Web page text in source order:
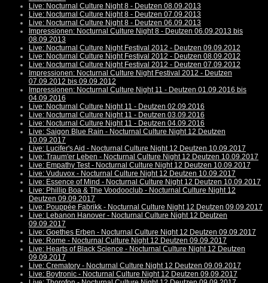
Live: Nocturnal Culture Night 8 - Deutzen 08.09.2013
Live: Nocturnal Culture Night 8 - Deutzen 07.09.2013
Live: Nocturnal Culture Night 8 - Deutzen 06.09.2013
Impressionen: Nocturnal Culture Night 8 - Deutzen 06.09.2013 bis
08.09.2013
Live: Nocturnal Culture Night Festival 2012 - Deutzen 09.09.2012
Live: Nocturnal Culture Night Festival 2012 - Deutzen 08.09.2012
Live: Nocturnal Culture Night Festival 2012 - Deutzen 07.09.2012
Impressionen: Nocturnal Culture Night Festival 2012 - Deutzen
07.09.2012 bis 09.09.2012
Impressionen: Nocturnal Culture Night 11 - Deutzen 01.09.2016 bis
04.09.2016
Live: Nocturnal Culture Night 11 - Deutzen 02.09.2016
Live: Nocturnal Culture Night 11 - Deutzen 03.09.2016
Live: Nocturnal Culture Night 11 - Deutzen 04.09.2016
Live: Saigon Blue Rain - Nocturnal Culture Night 12 Deutzen
10.09.2017
Live: Lucifer's Aid - Nocturnal Culture Night 12 Deutzen 10.09.2017
Live: Traum'er Leben - Nocturnal Culture Night 12 Deutzen 10.09.2017
Live: Empathy Test - Nocturnal Culture Night 12 Deutzen 10.09.2017
Live: Vuduvox - Nocturnal Culture Night 12 Deutzen 10.09.2017
Live: Essence of Mind - Nocturnal Culture Night 12 Deutzen 10.09.2017
Live: Phillip Boa & The Voodooclub - Nocturnal Culture Night 12
Deutzen 09.09.2017
Live: Pouppée Fabrikk - Nocturnal Culture Night 12 Deutzen 09.09.2017
Live: Lebanon Hanover - Nocturnal Culture Night 12 Deutzen
09.09.2017
Live: Goethes Erben - Nocturnal Culture Night 12 Deutzen 09.09.2017
Live: Rome - Nocturnal Culture Night 12 Deutzen 09.09.2017
Live: Hearts of Black Science - Nocturnal Culture Night 12 Deutzen
09.09.2017
Live: Crematory - Nocturnal Culture Night 12 Deutzen 09.09.2017
Live: Boytronic - Nocturnal Culture Night 12 Deutzen 09.09.2017